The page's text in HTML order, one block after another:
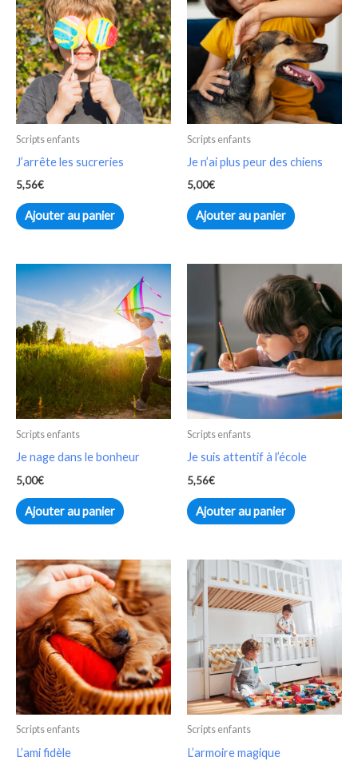
Scripts enfants
J’arrête les sucreries
5,56€
Ajouter au panier
Scripts enfants
Je n’ai plus peur des chiens
5,00€
Ajouter au panier
Scripts enfants
Je nage dans le bonheur
5,00€
Ajouter au panier
Scripts enfants
Je suis attentif à l’école
5,56€
Ajouter au panier
Scripts enfants
L’ami fidèle
Scripts enfants
L’armoire magique